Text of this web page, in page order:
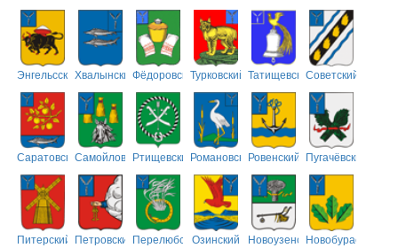
ЭнгельсскийХвалынскийФёдоровскийТурковский ТатищевскийСоветский
СаратовскийСамойловскийРтищевскийРомановскийРовенский Пугачёвский
Питерский ПетровскийПерелюбскийОзинский НовоузенскийНовобурасский